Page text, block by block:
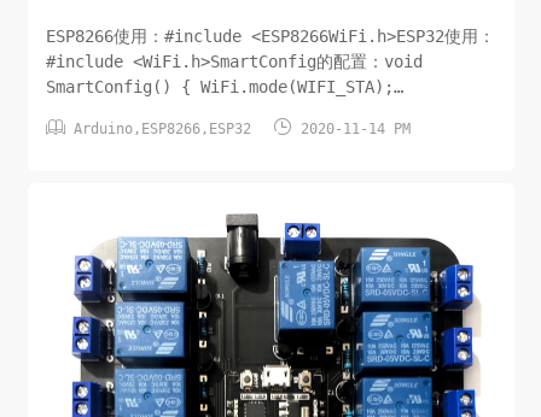
ESP8266使用：#include <ESP8266WiFi.h>ESP32使用：
#include <WiFi.h>SmartConfig的配置：void
SmartConfig() { WiFi.mode(WIFI_STA);
WiFi.b...
 Arduino, ESP8266, ESP32  2020-11-14 PM